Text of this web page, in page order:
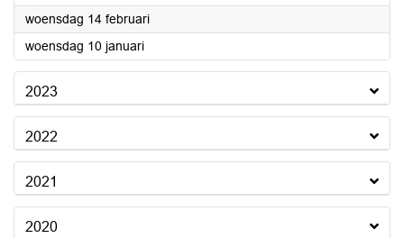
woensdag 14 februari2024
woensdag 10 januari2024
2023
2022
2021
2020